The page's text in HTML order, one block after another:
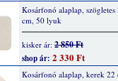
Kosárfonó alaplap,
cm, 50 lyuk
kisker ár: 2 850 Ft
shop ár: 2 330 Ft
Kosárfonó alaplap, kerek 22